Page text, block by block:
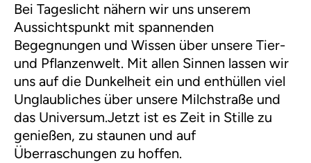
Bei Tageslicht nähern wir uns unserem
Aussichtspunkt mit spannenden
Begegnungen und Wissen über unsere Tier-
und Pflanzenwelt. Mit allen Sinnen lassen wir
uns auf die Dunkelheit ein und enthüllen viel
Unglaubliches über unsere Milchstraße und
das Universum.Jetzt ist es Zeit in Stille zu
genießen, zu staunen und auf
Überraschungen zu hoffen.